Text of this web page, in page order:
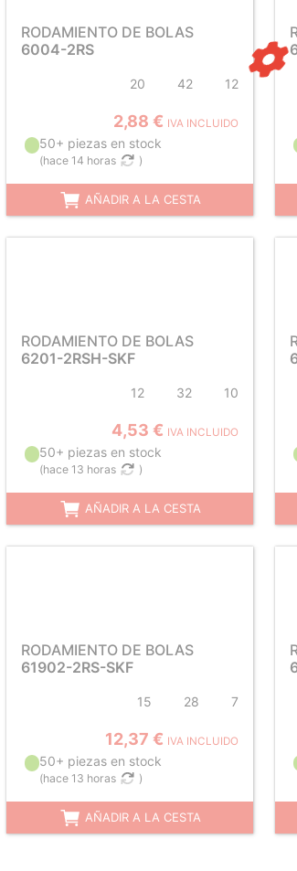
RODAMIENTO DE BOLAS
6004-2RS
20 42 12
2,88 € IVA INCLUIDO
50+ piezas en stock
(hace 14 horas )
AÑADIR A LA CESTA
RODAMIENTO DE BOLAS
6201-2RSH-SKF
12 32 10
4,53 € IVA INCLUIDO
50+ piezas en stock
(hace 13 horas )
AÑADIR A LA CESTA
RODAMIENTO DE BOLAS
61902-2RS-SKF
15 28 7
12,37 € IVA INCLUIDO
50+ piezas en stock
(hace 13 horas )
AÑADIR A LA CESTA